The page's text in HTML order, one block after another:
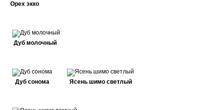
Орех экко
Дуб молочный
Дуб сонома Ясень шимо светлый